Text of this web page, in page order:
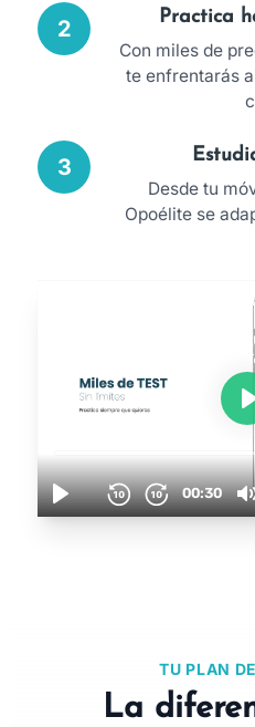
2
Practica
Con miles de
te enfrentarás
3
Desde tu
Opoélite se
TU PLAN
La